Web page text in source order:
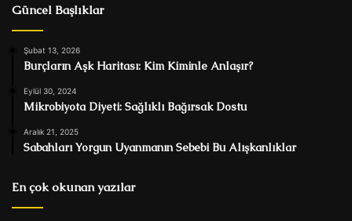
Güncel Başlıklar
Şubat 13, 2026
Burçların Aşk Haritası: Kim Kiminle Anlaşır?
Eylül 30, 2024
Mikrobiyota Diyeti: Sağlıklı Bağırsak Dostu
Aralık 21, 2025
Sabahları Yorgun Uyanmanın Sebebi Bu Alışkanlıklar
En çok okunan yazılar